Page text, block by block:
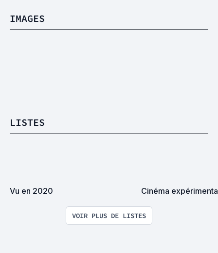
IMAGES
LISTES
Vu en 2020 Cinéma
VOIR PLUS DE LISTES